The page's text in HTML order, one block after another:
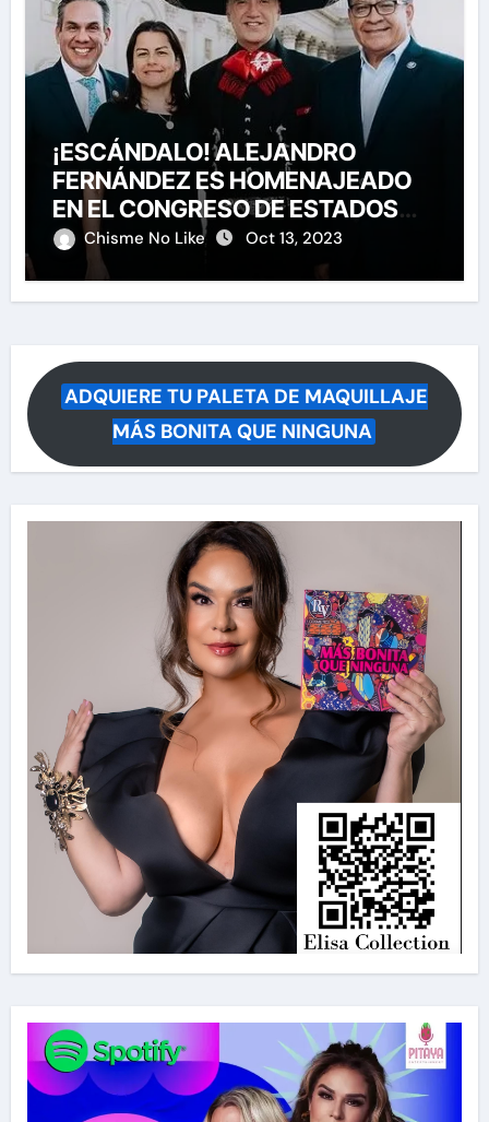
¡ESCÁNDALO! ALEJANDRO
FERNÁNDEZ ES HOMENAJEADO
EN EL CONGRESO DE ESTADOS
UNIDOS
Chisme No Like Oct 13, 2023
ADQUIERE TU PALETA DE MAQUILLAJE
MÁS BONITA QUE NINGUNA